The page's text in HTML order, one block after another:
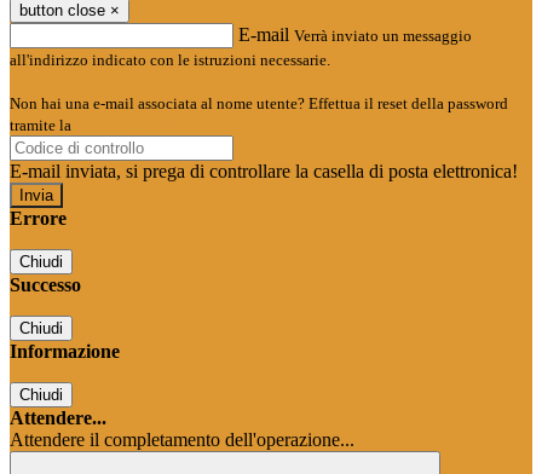
button close ×
E-mail Verrà inviato un messaggio
all'indirizzo indicato con le istruzioni necessarie.
Non hai una e-mail associata al nome utente? Effettua il reset della password
tramite la
E-mail inviata, si prega di controllare la casella di posta elettronica!
Errore
Chiudi
Successo
Chiudi
Informazione
Chiudi
Attendere...
Attendere il completamento dell'operazione...